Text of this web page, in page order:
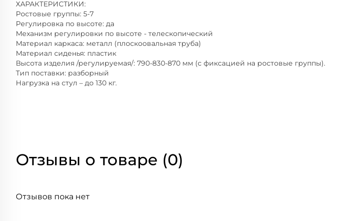
ХАРАКТЕРИСТИКИ:
Ростовые группы: 5-7
Регулировка по высоте: да
Механизм регулировки по высоте - телескопический
Материал каркаса: металл (плоскоовальная труба)
Материал сиденья: пластик
Высота изделия /регулируемая/: 790-830-870 мм (с фиксацией на ростовые группы).
Тип поставки: разборный
Нагрузка на стул – до 130 кг.
Отзывы о товаре (0)
Отзывов пока нет